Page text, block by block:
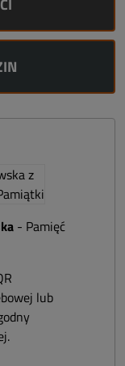
- Pamięć
lub